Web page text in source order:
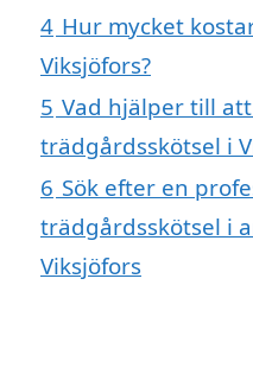
4 Hur mycket
Viksjöfors?
5 Vad hjälper till
trädgårdsskötsel i
6 Sök efter en
trädgårdsskötsel i
Viksjöfors